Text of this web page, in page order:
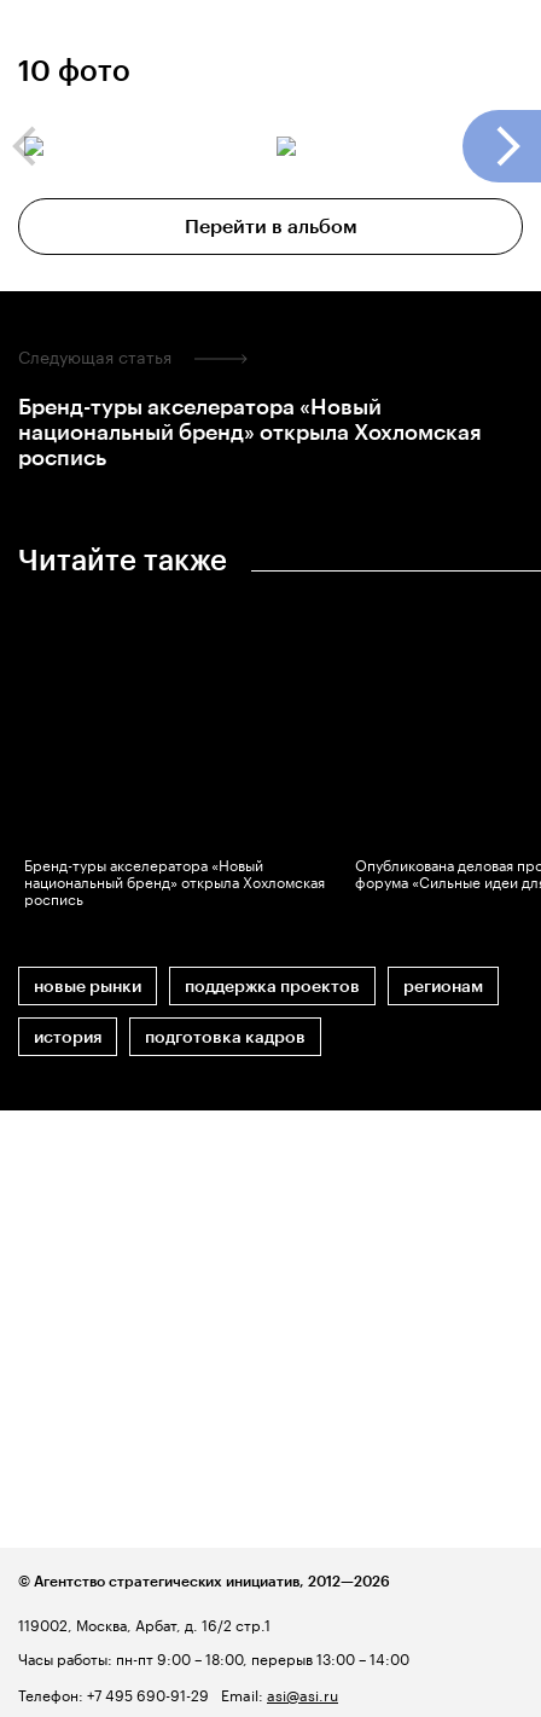
10 фото
Перейти в альбом
Читайте также
Бренд-туры акселератора «Новый
национальный бренд» открыла Хохломская
роспись
Опубликована деловая
форума «Сильные идеи
новые рынки поддержка проектов регионам
история подготовка кадров
Следующая статья
Бренд-туры акселератора «Новый
национальный бренд» открыла Хохломская
роспись
119002, Москва, Арбат, д. 16/2 стр.1
Часы работы: пн-пт 9:00 – 18:00, перерыв 13:00 – 14:00
Телефон: +7 495 690-91-29 Email: asi@asi.ru
© Агентство стратегических инициатив, 2012—2026